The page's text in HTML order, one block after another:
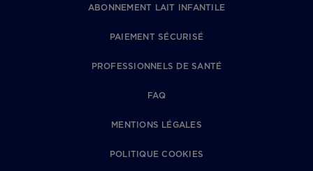
ABONNEMENT LAIT INFANTILE
PAIEMENT SÉCURISÉ
PROFESSIONNELS DE SANTÉ
FAQ
MENTIONS LÉGALES
POLITIQUE COOKIES